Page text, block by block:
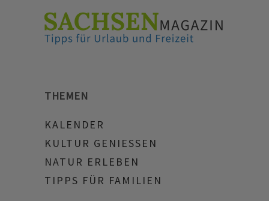
THEMEN
KALENDER
KULTUR GENIESSEN
NATUR ERLEBEN
TIPPS FÜR FAMILIEN